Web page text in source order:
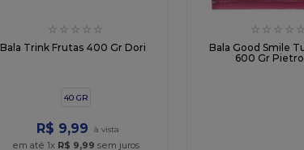
☆ ☆ ☆ ☆ ☆
Bala Trink Frutas 400 Gr Dori
40 GR
R$ 9,99
em até1x R$ 9,99 sem juros
☆ ☆ ☆ ☆ ☆
Bala Good Smile
600 Gr